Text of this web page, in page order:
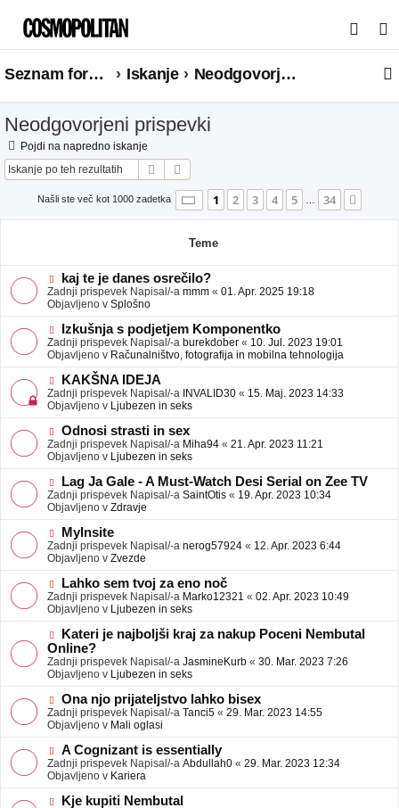
s
a
Seznam forumov Iskanje Neodgovorjeni prispevki
Neodgovorjeni prispevki
Pojdi na napredno iskanje
Iskanje
Našli ste več kot 1000 zadetka Stran 1od34
1 2 3 4 5 … 34
Teme
N
o
v
e
o
b
j
a
v
e
kaj te je danes osrečilo?
Zadnji prispevek Napisal/-a mmm « 01. Apr. 2025 19:18
Objavljeno v Splošno
N
o
v
e
o
b
j
a
v
e
Izkušnja s podjetjem Komponentko
Zadnji prispevek Napisal/-a burekdober « 10. Jul. 2023 19:01
Objavljeno v Računalništvo, fotografija in mobilna tehnologija
N
o
v
e
o
b
j
a
v
e
KAKŠNA IDEJA
Zadnji prispevek Napisal/-a INVALID30 « 15. Maj. 2023 14:33
Objavljeno v Ljubezen in seks
N
o
v
e
o
b
j
a
v
e
Odnosi strasti in sex
Zadnji prispevek Napisal/-a Miha94 « 21. Apr. 2023 11:21
Objavljeno v Ljubezen in seks
N
o
v
e
o
b
j
a
v
e
Lag Ja Gale - A Must-Watch Desi Serial on Zee TV
Zadnji prispevek Napisal/-a SaintOtis « 19. Apr. 2023 10:34
Objavljeno v Zdravje
N
o
v
e
o
b
j
a
v
e
MyInsite
Zadnji prispevek Napisal/-a nerog57924 « 12. Apr. 2023 6:44
Objavljeno v Zvezde
N
o
v
e
o
b
j
a
v
e
Lahko sem tvoj za eno noč
Zadnji prispevek Napisal/-a Marko12321 « 02. Apr. 2023 10:49
Objavljeno v Ljubezen in seks
N
o
v
e
o
b
j
a
v
Kateri je najboljši kraj za nakup Poceni Nembutal
Online?
Zadnji prispevek Napisal/-a JasmineKurb « 30. Mar. 2023 7:26
Objavljeno v Ljubezen in seks
N
o
v
e
o
b
j
a
v
Ona njo prijateljstvo lahko bisex
Zadnji prispevek Napisal/-a Tanci5 « 29. Mar. 2023 14:55
Objavljeno v Mali oglasi
N
o
v
e
o
A Cognizant is essentially
Zadnji prispevek Napisal/-a Abdullah0 « 29. Mar. 2023 12:34
Objavljeno v Kariera
NKje kupiti Nembutal